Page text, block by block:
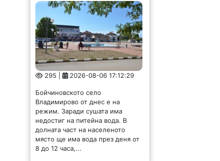
295 | 2026-08-06 17:12:29
Бойчиновското село
Владимирово от днес е на
режим. Заради сушата има
недостиг на питейна вода. В
долната част на населеното
място ще има вода през деня от
8 до 12 часа,...